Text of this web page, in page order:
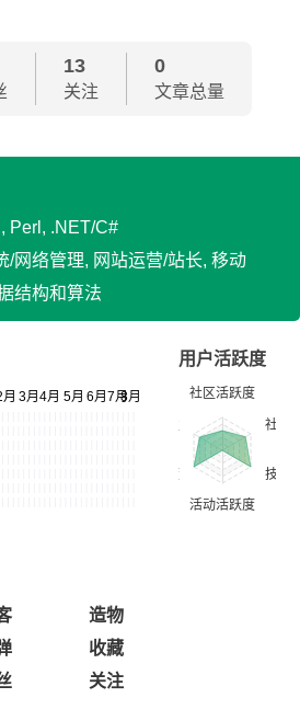
13
关注
0
文章总量
Perl, .NET/C#
/网络管理, 网站运营/站长, 移动
结构和算法
用户活跃度
造物
收藏
关注